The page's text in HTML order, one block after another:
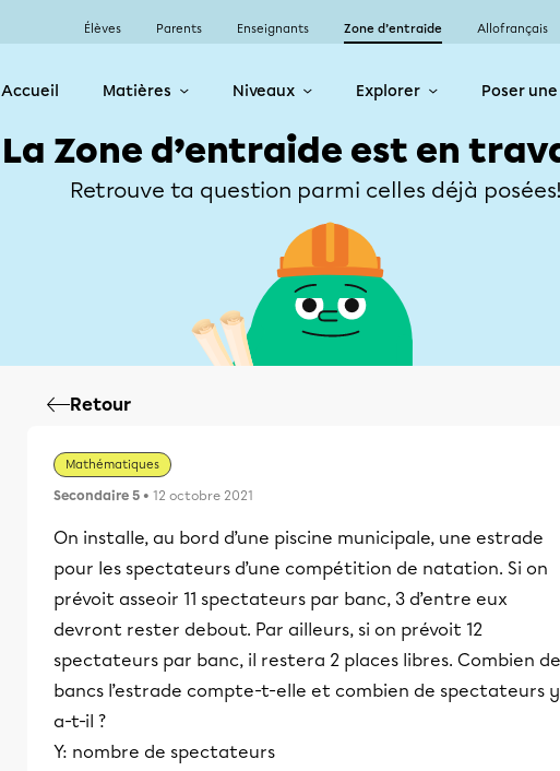
Élèves Parents Enseignants Zone d’entraide Allofrançais
Accueil Matières Niveaux Explorer Poser
La Zone d’entraide est en
Retrouve ta question parmi celles déjà
Retour
Mathématiques
Secondaire 5 • 12 octobre 2021
On installe, au bord d’une piscine municipale, une estrade
pour les spectateurs d’une compétition de natation. Si on
prévoit asseoir 11 spectateurs par banc, 3 d’entre eux
devront rester debout. Par ailleurs, si on prévoit 12
spectateurs par banc, il restera 2 places libres. Combien de
bancs l’estrade compte-t-elle et combien de spectateurs y
a-t-il ?
Y: nombre de spectateurs